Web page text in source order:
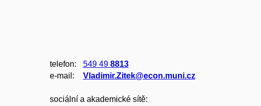
telefon: 549 49 8813
e‑mail:
Vladimir.Zitek@econ.muni.cz
sociální a akademické sítě: